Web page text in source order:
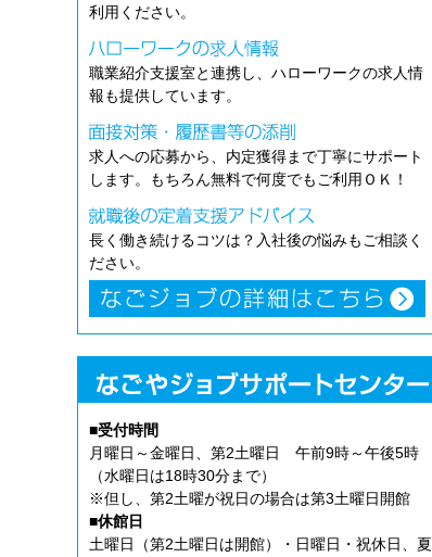
利用ください。
職業紹介支援室と連携し、ハローワークの求人情
報も提供しています。
求人への応募から、内定獲得まで丁寧にサポート
します。もちろん無料で何度でもご利用ＯＫ！
長く働き続けるコツは？入社後の悩みもご相談く
ださい。
■受付時間
月曜日～金曜日、第2土曜日 午前9時～午後5時
（水曜日は18時30分まで）
※但し、第2土曜が祝日の場合は第3土曜日開館
■休館日
土曜日（第2土曜日は開館）・日曜日・祝休日、夏